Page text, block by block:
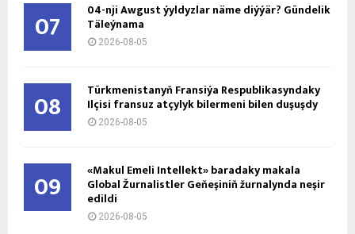
07 04-nji Awgust ýyldyzlar näme diýýär? Gündelik
Täleýnama
2026-08-05
08 Türkmenistanyň Fransiýa Respublikasyndaky
Ilçisi fransuz atçylyk bilermeni bilen duşuşdy
2026-08-05
09 «Makul Emeli Intellekt» baradaky makala
Global Žurnalistler Geňeşiniň žurnalynda neşir
edildi
2026-08-05